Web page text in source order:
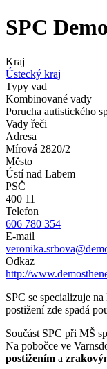
SPC
Kraj
Ústecký kraj
Typy vad
Kombinované vady
Porucha autistického
Vady řeči
Adresa
Mírová 2820/2
Město
Ústí nad Labem
PSČ
400 11
Telefon
606 780 354
E-mail
Odkaz
http://
SPC se specializuje
postižení zde spadá
Součást SPC při MŠ
Na pobočce ve
postižením a